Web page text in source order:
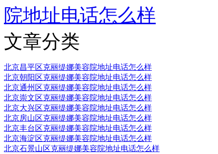
院地址电话怎么样
文章分类
北京昌平区克丽缇娜美容院地址电话怎么样
北京朝阳区克丽缇娜美容院地址电话怎么样
北京通州区克丽缇娜美容院地址电话怎么样
北京崇文区克丽缇娜美容院地址电话怎么样
北京大兴区克丽缇娜美容院地址电话怎么样
北京房山区克丽缇娜美容院地址电话怎么样
北京丰台区克丽缇娜美容院地址电话怎么样
北京海淀区克丽缇娜美容院地址电话怎么样
北京石景山区克丽缇娜美容院地址电话怎么样